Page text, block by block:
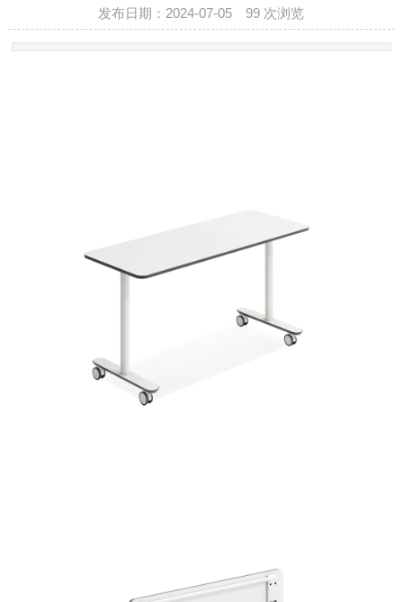
发布日期：2024-07-05 99 次浏览